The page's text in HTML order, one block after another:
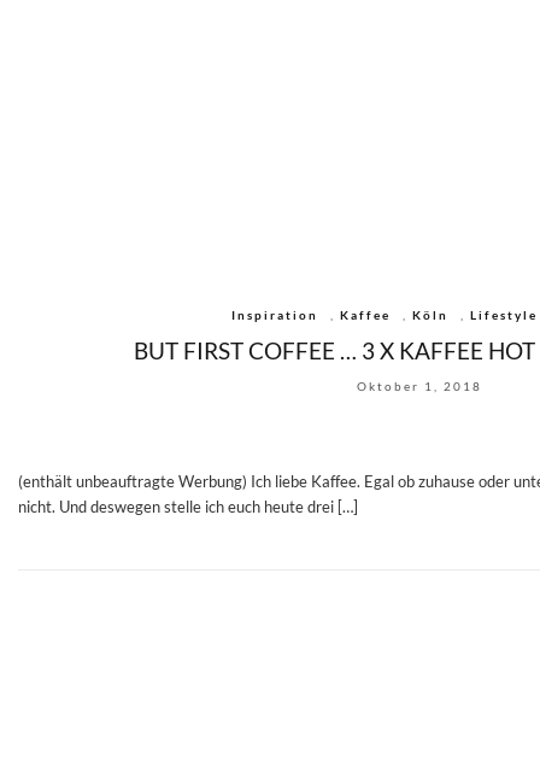
Inspiration Kaffee Köln Lifestyle
BUT FIRST COFFEE … 3 X KAFFEE
Oktober 1, 2018
(enthält unbeauftragte Werbung) Ich liebe Kaffee. Egal ob zuhause oder
nicht. Und deswegen stelle ich euch heute drei […]